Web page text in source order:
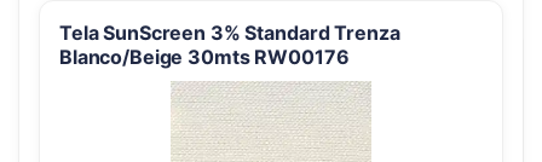
Tela SunScreen 3% Standard Trenza
Blanco/Beige 30mts RW00176